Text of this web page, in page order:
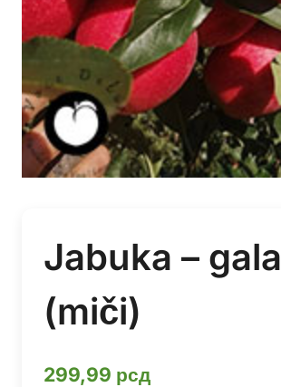
Jabuka – gala
(miči)
299,99 рсд